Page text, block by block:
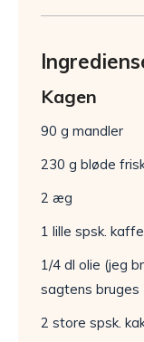
Kagen
90 g mandler
230 g bløde
2 æg
1 lille spsk.
1/4 dl olie (jeg
sagtens bruges
2 store spsk.